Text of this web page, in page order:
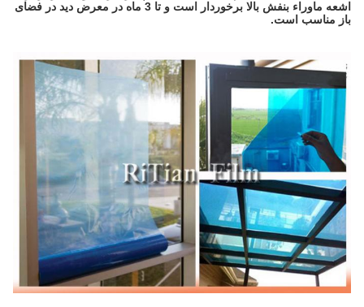
اشعه ماوراء بنفش بالا برخوردار است و تا 3 ماه در معرض دید در فضای
باز مناسب است.